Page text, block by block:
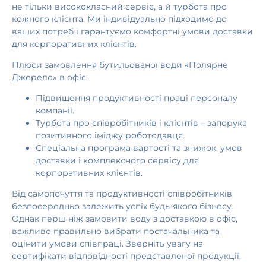
не тільки висококласний сервіс, а й турбота про
кожного клієнта. Ми індивідуально підходимо до
ваших потреб і гарантуємо комфортні умови доставки
для корпоративних клієнтів.
Плюси замовлення бутильованої води «Полярне
Джерело» в офіс:
Підвищення продуктивності праці персоналу
компанії.
Турбота про співробітників і клієнтів – запорука
позитивного іміджу роботодавця.
Спеціальна програма вартості та знижок, умов
доставки і комплексного сервісу для
корпоративних клієнтів.
Від самопочуття та продуктивності співробітників
безпосередньо залежить успіх будь-якого бізнесу.
Однак перш ніж замовити воду з доставкою в офіс,
важливо правильно вибрати постачальника та
оцінити умови співпраці. Зверніть увагу на
сертифікати відповідності представленої продукції,